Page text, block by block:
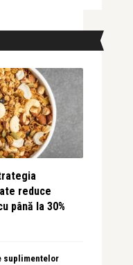
reduce
până la 30%
suplimentelor